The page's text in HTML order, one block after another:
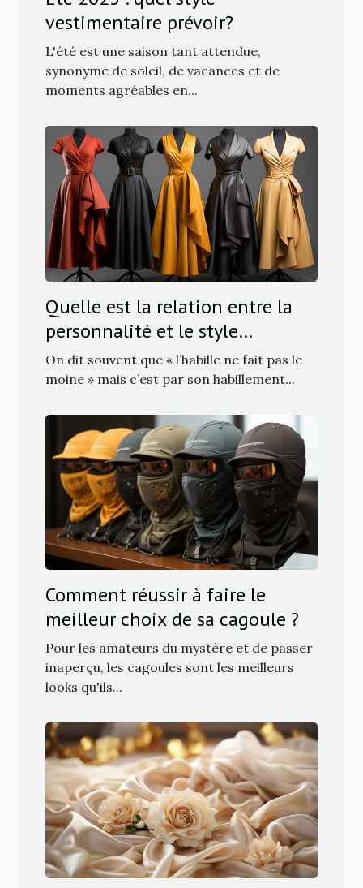
vestimentaire prévoir?
L'été est une saison tant attendue,
synonyme de soleil, de vacances et de
moments agréables en...
Quelle est la relation entre la
personnalité et le style
vestimentaire ?
On dit souvent que « l’habille ne fait pas le
moine » mais c’est par son habillement...
Comment réussir à faire le
meilleur choix de sa cagoule ?
Pour les amateurs du mystère et de passer
inaperçu, les cagoules sont les meilleurs
looks qu'ils...